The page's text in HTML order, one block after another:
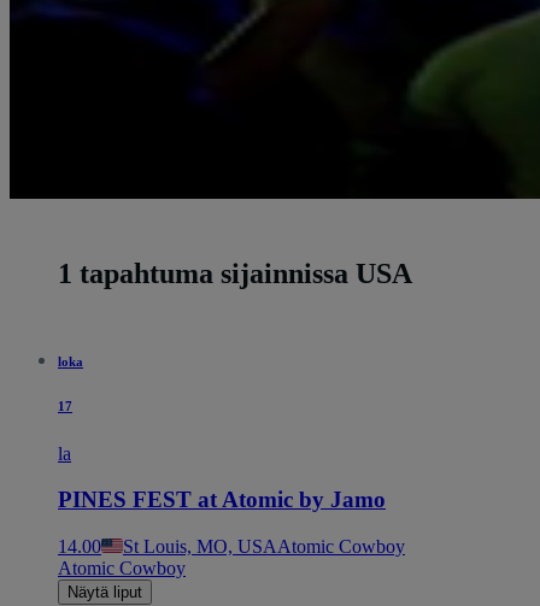
1 tapahtuma sijainnissa USA
loka
17
la
PINES FEST at Atomic by Jamo
14.00 St Louis, MO, USAAtomic Cowboy
Atomic Cowboy
Näytä liput